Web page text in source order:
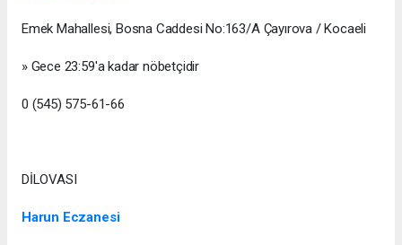
Emek Mahallesi, Bosna Caddesi No:163/A Çayırova / Kocaeli
» Gece 23:59'a kadar nöbetçidir
0 (545) 575-61-66
DİLOVASI
Harun Eczanesi